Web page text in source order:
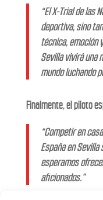
“El X-Trial de las
deportiva, sino
técnica, emoción
Sevilla vivirá una
mundo luchando
Finalmente, el piloto
“Competir en
España en
esperamos
aficionados.”